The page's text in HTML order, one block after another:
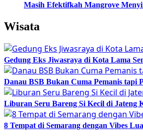
Masih Efektifkah Mangrove
Wisata
Gedung Eks Jiwasraya di Kota Lama
Danau BSB Bukan Cuma Pemanis tapi
Liburan Seru Bareng Si Kecil di Jateng
8 Tempat di Semarang dengan Vibes